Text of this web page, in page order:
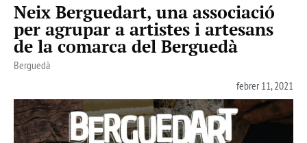
Neix Berguedart, una associació
per agrupar a artistes i artesans
de la comarca del Berguedà
Berguedà
febrer 11, 2021